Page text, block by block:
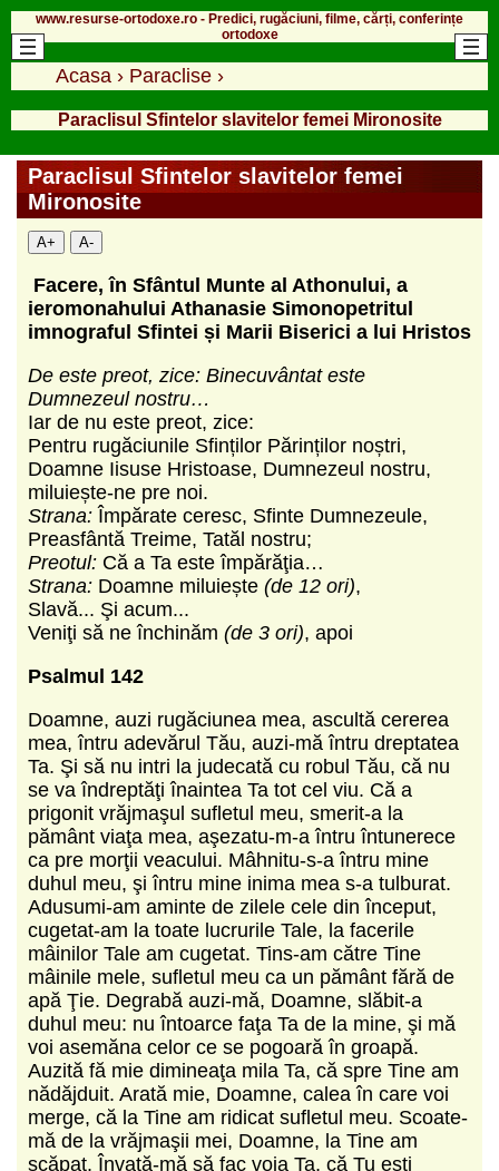
www.resurse-ortodoxe.ro - Predici, rugăciuni, filme, cărți, conferințe
ortodoxe
Acasa › Paraclise ›
Paraclisul Sfintelor slavitelor femei Mironosite
Paraclisul Sfintelor slavitelor femei
Mironosite
A+ A-
Facere, în Sfântul Munte al Athonului, a
ieromonahului Athanasie Simonopetritul
imnograful Sfintei și Marii Biserici a lui Hristos
De este preot, zice: Binecuvântat este
Dumnezeul nostru…
Iar de nu este preot, zice:
Pentru rugăciunile Sfinților Părinților noștri,
Doamne Iisuse Hristoase, Dumnezeul nostru,
miluiește-ne pre noi.
Strana: Împărate ceresc, Sfinte Dumnezeule,
Preasfântă Treime, Tatăl nostru;
Preotul: Că a Ta este împărăţia…
Strana: Doamne miluiește (de 12 ori),
Slavă... Şi acum...
Veniţi să ne închinăm (de 3 ori), apoi
Psalmul 142
Doamne, auzi rugăciunea mea, ascultă cererea
mea, întru adevărul Tău, auzi-mă întru dreptatea
Ta. Şi să nu intri la judecată cu robul Tău, că nu
se va îndreptăţi înaintea Ta tot cel viu. Că a
prigonit vrăjmaşul sufletul meu, smerit-a la
pământ viaţa mea, aşezatu-m-a întru întunerece
ca pre morţii veacului. Mâhnitu-s-a întru mine
duhul meu, şi întru mine inima mea s-a tulburat.
Adusumi-am aminte de zilele cele din început,
cugetat-am la toate lucrurile Tale, la facerile
mâinilor Tale am cugetat. Tins-am către Tine
mâinile mele, sufletul meu ca un pământ fără de
apă Ţie. Degrabă auzi-mă, Doamne, slăbit-a
duhul meu: nu întoarce faţa Ta de la mine, şi mă
voi asemăna celor ce se pogoară în groapă.
Auzită fă mie dimineaţa mila Ta, că spre Tine am
nădăjduit. Arată mie, Doamne, calea în care voi
merge, că la Tine am ridicat sufletul meu. Scoate-
mă de la vrăjmaşii mei, Doamne, la Tine am
scăpat. Învaţă-mă să fac voia Ta, că Tu eşti